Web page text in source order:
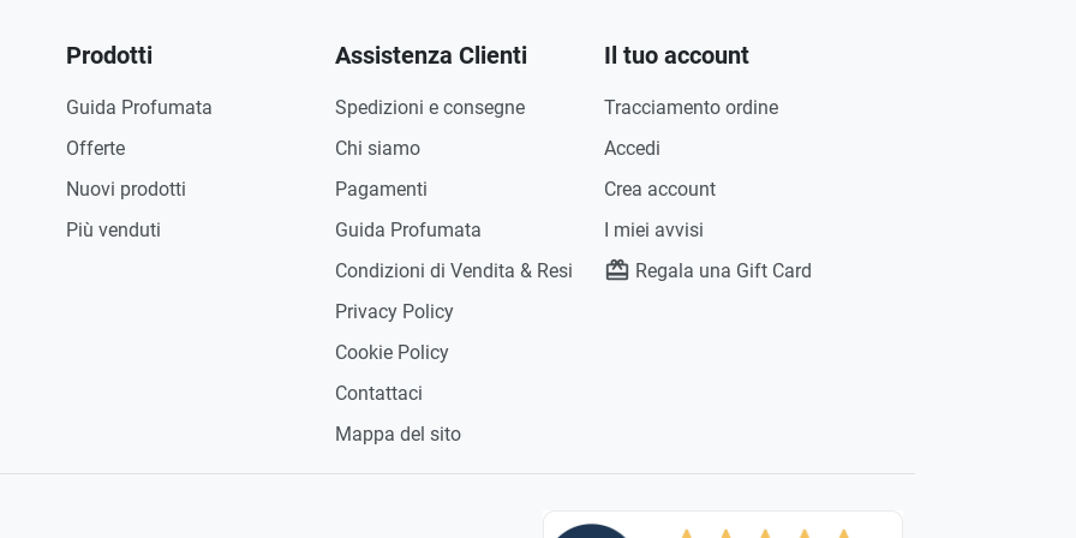
Prodotti
Guida Profumata
Offerte
Nuovi prodotti
Più venduti
Assistenza Clienti
Spedizioni e consegne
Chi siamo
Pagamenti
Guida Profumata
Condizioni di Vendita & Resi
Privacy Policy
Cookie Policy
Contattaci
Mappa del sito
Il tuo account
Tracciamento ordine
Accedi
Crea account
I miei avvisi
Regala una Gift Card